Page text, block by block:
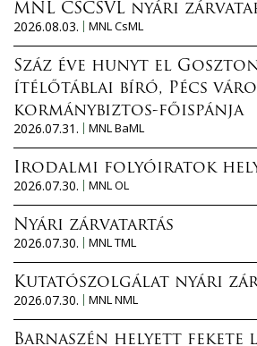
MNL CSCSVL nyári
2026.08.03.
MNL CsML
Száz éve hunyt el
ítélőtáblai bíró, Pécs
kormánybiztos-főispánja
2026.07.31.
MNL BaML
Irodalmi folyóiratok
2026.07.30.
MNL OL
Nyári zárvatartás
2026.07.30.
MNL TML
Kutatószolgálat nyári
2026.07.30.
MNL NML
Barnaszén helyett fekete